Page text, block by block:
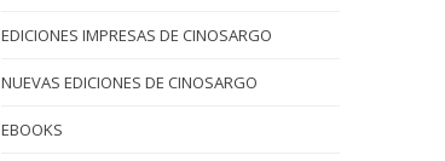
EDICIONES IMPRESAS DE CINOSARGO
NUEVAS EDICIONES DE CINOSARGO
EBOOKS